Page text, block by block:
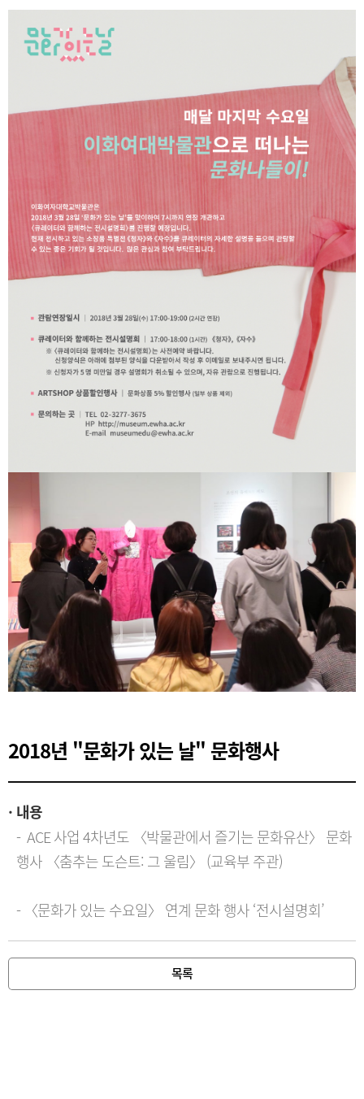
2018년 "문화가 있는 날" 문화행사
내용
-  ACE 사업 4차년도 〈박물관에서 즐기는 문화유산〉 문화
행사 〈춤추는 도슨트: 그 울림〉 (교육부 주관)
- 〈문화가 있는 수요일〉 연계 문화 행사 ‘전시설명회’
목록